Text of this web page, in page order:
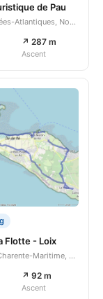
de Pau
Pau, Pyrénées-Atlantiques, Nouvelle-Aquitaine, FR
↗ 287 m
Ascent
Flotte - Loix
La Flotte, Charente-Maritime, Nouvelle-Aquitaine, FR
↗ 92 m
Ascent